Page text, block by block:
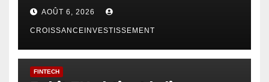
AOÛT 6, 2026
CROISSANCEINVESTISSEMENT
FINTECH